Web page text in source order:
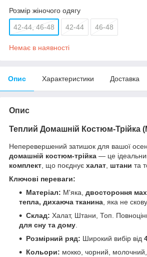
Розмір жіночого одягу
42-44, 46-48 42-44 46-48
Немає в наявності
Опис Характеристики Доставка
Опис
Теплий Домашній Костюм-Трійка
Неперевершений затишок для вашої
домашній костюм-трійка — це
комплект, що поєднує халат, штани та
Ключові переваги:
Матеріал: М'яка, двостороння
тепла, дихаюча тканина, яка не
Склад: Халат, Штани, Топ.
для сну та дому.
Розмірний ряд: Широкий вибір від
Кольори: мокко, чорний,